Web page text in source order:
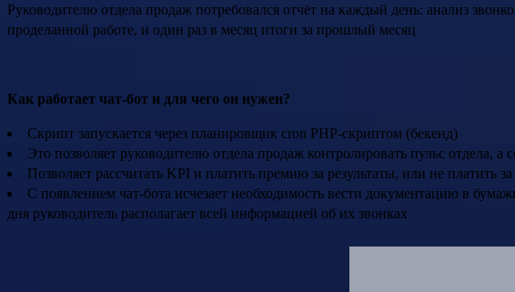
Руководителю отдела продаж потребовался отчёт на каждый день: анализ
проделанной работе, и один раз в месяц итоги за прошлый месяц
Как работает чат-бот и для чего он нужен?
Скрипт запускается через планировщик cron PHP-скриптом (бекенд)
Это позволяет руководителю отдела продаж контролировать пульс отдела,
Позволяет рассчитать KPI и платить премию за результаты, или не платить за
С появлением чат-бота исчезает необходимость вести документацию в
дня руководитель располагает всей информацией об их звонках